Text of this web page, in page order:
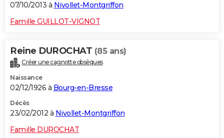
07/10/2013 à Nivollet-Montgriffon
Famille GUILLOT-VIGNOT
Reine DUROCHAT (85 ans)
Créer une cagnotte obsèques
Naissance
02/12/1926 à Bourg-en-Bresse
Décès
23/02/2012 à Nivollet-Montgriffon
Famille DUROCHAT